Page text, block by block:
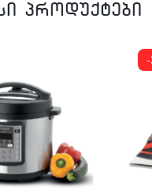
პროდუქტები
-